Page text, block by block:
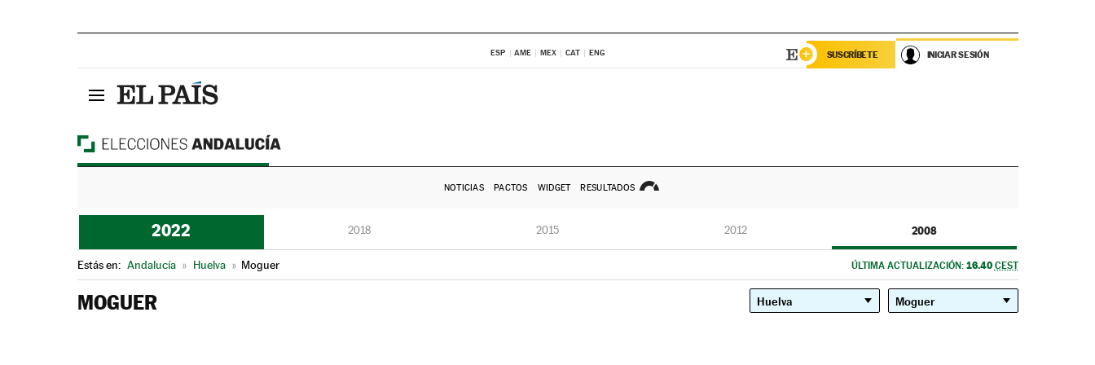
ESP AME MEX CAT ENG SUSCRÍBETE INICIAR SESIÓN
NOTICIAS PACTOS WIDGET RESULTADOS
2022 2018 2015 2012 2008
Estás en: Andalucía » Huelva » Moguer ÚLTIMA ACTUALIZACIÓN: 16.40 CEST
MOGUER